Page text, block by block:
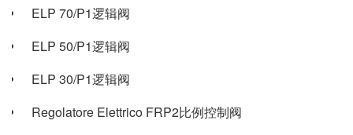
ELP 70/P1逻辑阀
ELP 50/P1逻辑阀
ELP 30/P1逻辑阀
Regolatore Elettrico FRP2比例控制阀